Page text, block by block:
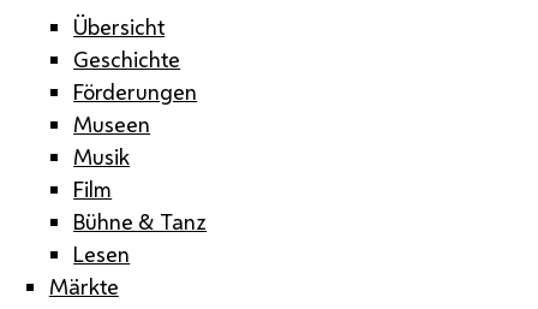
Übersicht
Geschichte
Förderungen
Museen
Musik
Film
Bühne & Tanz
Lesen
Märkte